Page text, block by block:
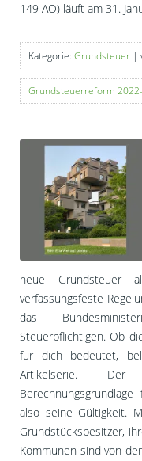
149 AO) läuft am 31.
Kategorie: Grundsteuer |
Grundsteuerreform
neue Grundsteuer
verfassungsfeste
das
Steuerpflichtigen. Ob
für dich bedeutet,
Artikelserie.
also seine Gültigkeit.
Grundstücksbesitzer,
Kommunen sind von